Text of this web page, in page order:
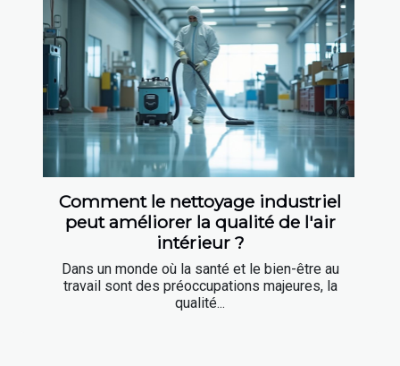
Comment le nettoyage industriel
peut améliorer la qualité de l'air
intérieur ?
Dans un monde où la santé et le bien-être au
travail sont des préoccupations majeures, la
qualité...